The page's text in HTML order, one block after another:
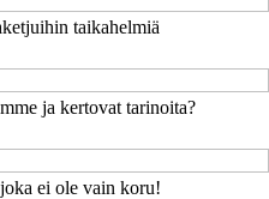
taikahelmiä
ja kertovat tarinoita?
ei ole vain koru!